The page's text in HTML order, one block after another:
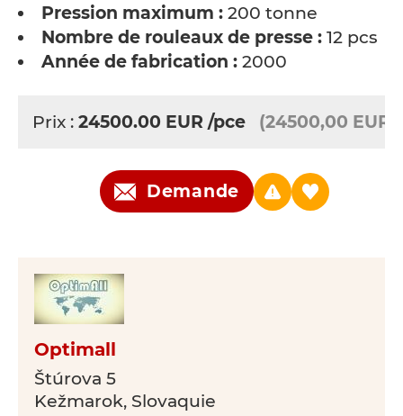
Pression maximum : 200 tonne
Nombre de rouleaux de presse : 12 pcs
Année de fabrication : 2000
Prix : 24500.00 EUR /pce (24500,00 EUR)
Demande
Optimall
Štúrova 5
Kežmarok, Slovaquie